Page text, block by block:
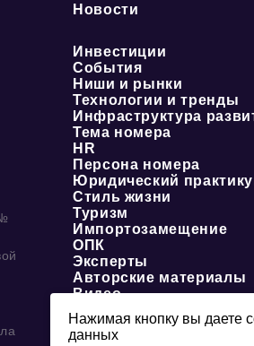
Новости
Инвестиции
События
Ниши и рынки
Технологии и тренды
Инфраструктура
Тема номера
HR
Персона номера
Юридический
Стиль жизни
Туризм
Импортозамещение
ОПК
Эксперты
Авторские материалы
Видео
О журнале
Нажимая кнопку вы даете
данных